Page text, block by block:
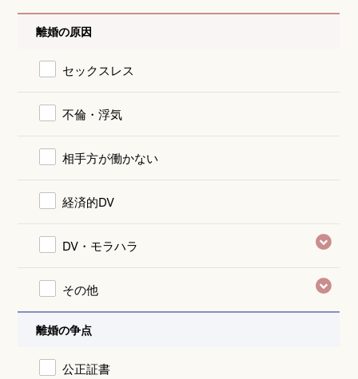
離婚の原因
セックスレス
不倫・浮気
相手方が働かない
経済的DV
DV・モラハラ
その他
離婚の争点
公正証書